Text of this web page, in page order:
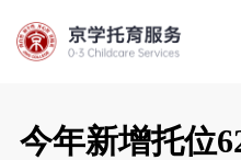
今年新增托位